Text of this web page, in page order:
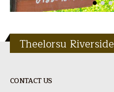
Theelorsu Riverside
CONTACT US